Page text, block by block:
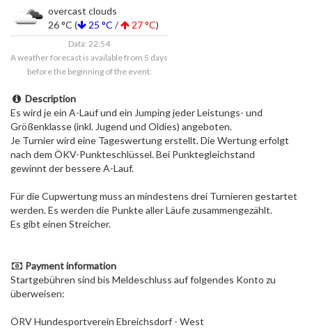
overcast clouds
26 °C (
25 °C / 27 °C)
Data: 22:54
A weather forecast is available from 5 days
before the beginning of the event.
Description
Es wird je ein A-Lauf und ein Jumping jeder Leistungs- und
Größenklasse (inkl. Jugend und Oldies) angeboten.
Je Turnier wird eine Tageswertung erstellt. Die Wertung erfolgt
nach dem ÖKV-Punkteschlüssel. Bei Punktegleichstand
gewinnt der bessere A-Lauf.
Für die Cupwertung muss an mindestens drei Turnieren gestartet
werden. Es werden die Punkte aller Läufe zusammengezählt.
Es gibt einen Streicher.
Payment information
Startgebühren sind bis Meldeschluss auf folgendes Konto zu
überweisen:
ÖRV Hundesportverein Ebreichsdorf - West